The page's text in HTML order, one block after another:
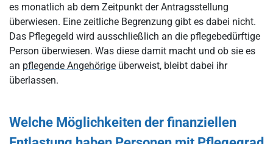
es monatlich ab dem Zeitpunkt der Antragsstellung
überwiesen. Eine zeitliche Begrenzung gibt es dabei nicht.
Das Pflegegeld wird ausschließlich an die pflegebedürftige
Person überwiesen. Was diese damit macht und ob sie es
an pflegende Angehörige überweist, bleibt dabei ihr
überlassen.
Welche Möglichkeiten der finanziellen